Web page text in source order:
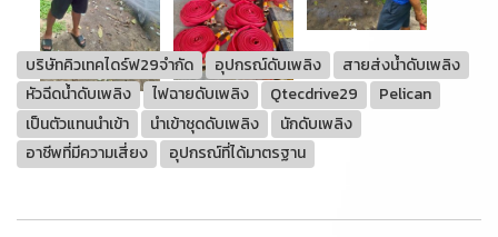
บริษัทคิวเทคไดร์ฟ29จำกัด อุปกรณ์ดับเพลิง
สายส่งน้ำดับเพลิง
หัวฉีดน้ำดับเพลิง
ไฟฉายดับเพลิง Qtecdrive29
Pelican
เป็นตัวแทนนำเข้า
นำเข้าชุดดับเพลิง
นักดับเพลิง
อาชีพที่มีความเสี่ยง
อุปกรณ์ที่ได้มาตรฐาน